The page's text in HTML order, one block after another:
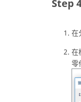
在
在
零